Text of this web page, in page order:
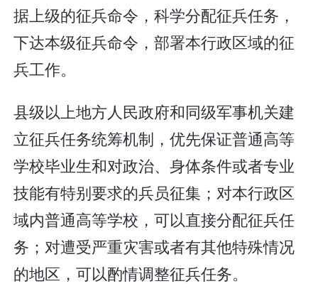
据上级的征兵命令，科学分配征兵任务，
下达本级征兵命令，部署本行政区域的征
兵工作。
县级以上地方人民政府和同级军事机关建
立征兵任务统筹机制，优先保证普通高等
学校毕业生和对政治、身体条件或者专业
技能有特别要求的兵员征集；对本行政区
域内普通高等学校，可以直接分配征兵任
务；对遭受严重灾害或者有其他特殊情况
的地区，可以酌情调整征兵任务。